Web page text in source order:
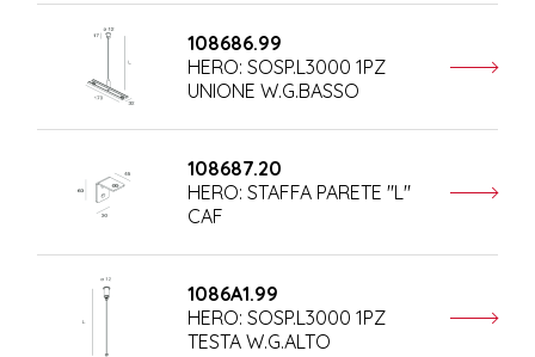
108686.99
HERO: SOSP.L3000 1PZ
UNIONE W.G.BASSO
108687.20
HERO: STAFFA PARETE "L"
CAF
1086A1.99
HERO: SOSP.L3000 1PZ
TESTA W.G.ALTO